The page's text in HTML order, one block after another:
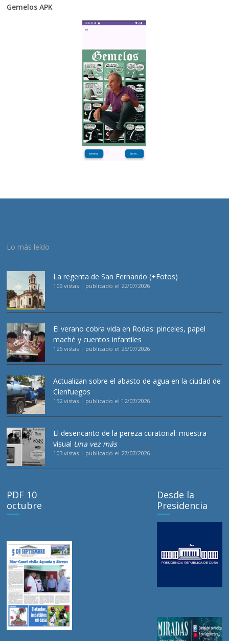
Gemelos APK
Lo más leído
La regenta de San Fernando (+Fotos)
109 vistas | publicado el 22/07/2026
El verano cobra vida en Rodas: pinceles, papel
maché y cuentos infantiles
126 vistas | publicado el 25/07/2026
Actualizan sobre el abasto de agua en la ciudad de
Cienfuegos
152 vistas | publicado el 12/07/2026
El desencanto de la pereza curatorial: muestra
visual Una vez más
103 vistas | publicado el 27/07/2026
PDF 10
octubre
Desde la
Presidencia